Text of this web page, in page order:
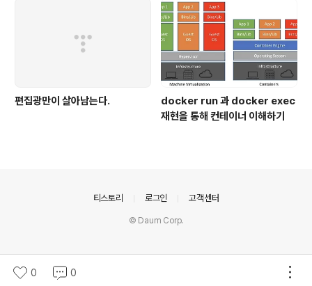
편집광만이 살아남는다.
docker run 과 docker exec
재현을 통해 컨테이너 이해하기
0 0
티스토리 로그인 고객센터
© Daum Corp.